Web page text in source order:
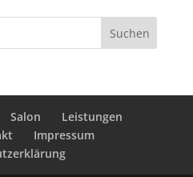
Salon
Leistungen
Impressum